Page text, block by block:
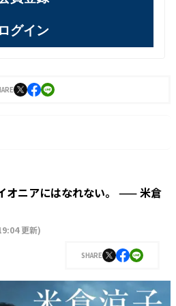
ログイン
オニアにはなれない。 —— 米倉
更新)
SHARE